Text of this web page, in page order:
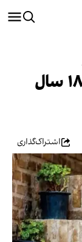
همسریابی برای دختران زیر ۱۸ سال
اشتراک‌گذاری